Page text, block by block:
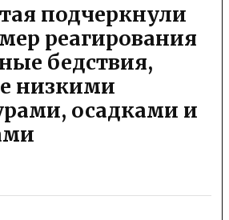
подчеркнули
реагирования
бедствия,
низкими
осадками и